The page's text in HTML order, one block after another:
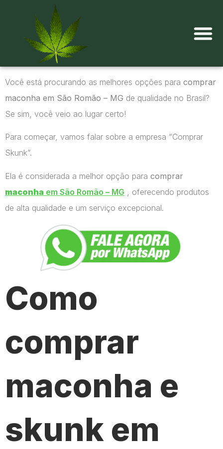
Você está procurando as melhores opções para comprar
maconha em São Romão – MG de qualidade no Brasil?
Se sim, você veio ao lugar certo!
Para começar, vamos falar sobre a empresa “Comprar
Skunk”.
Ela é considerada a melhor opção para comprar
maconha em São Romão – MG , oferecendo produtos
de alta qualidade e um serviço excepcional.
Como
comprar
maconha e
skunk em